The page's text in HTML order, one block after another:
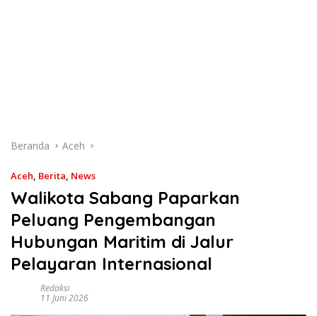
Beranda Aceh
Aceh, Berita, News
Walikota Sabang Paparkan
Peluang Pengembangan
Hubungan Maritim di Jalur
Pelayaran Internasional
Redaksi
11 Juni 2026